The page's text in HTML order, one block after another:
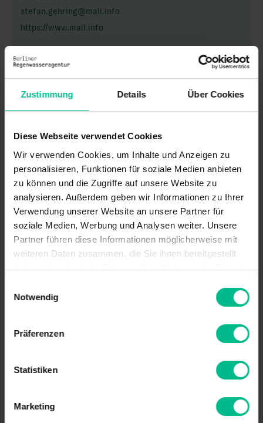
Zustimmung Details Über Cookies
Diese Webseite verwendet Cookies
Wir verwenden Cookies, um Inhalte und Anzeigen zu
personalisieren, Funktionen für soziale Medien anbieten
zu können und die Zugriffe auf unsere Website zu
analysieren. Außerdem geben wir Informationen zu Ihrer
Verwendung unserer Website an unsere Partner für
soziale Medien, Werbung und Analysen weiter. Unsere
Partner führen diese Informationen möglicherweise mit
weiteren Daten zusammen, die Sie ihnen bereitgestellt
haben oder die sie im Rahmen Ihrer Nutzung der Dienste
Notwendig
Präferenzen
Statistiken
Marketing
stefan.gehring@mall.info
https://www.mall.info
Unternehmensprofil
Verdunstung.
Pumpenanlagen, Steuerungen, Sonderlösungen.
Beratung, Bemessung/Auslegung von Anlagen,
Kostenermittlung, Herstellung, Lieferung und Service.
Qualifikationen
25 Jahre Berufserfahrung zum Thema
Regenwasserbewirtschaftung, Pumpenanlagen,
Kläranlagen.
Fachkunde für Abscheideranlagen